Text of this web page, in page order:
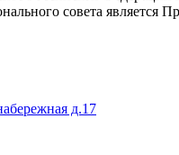
совета является
д.17